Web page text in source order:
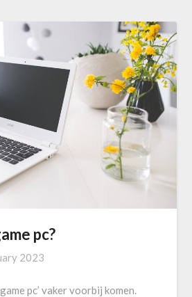
pc?
2023
pc’ vaker voorbij komen.